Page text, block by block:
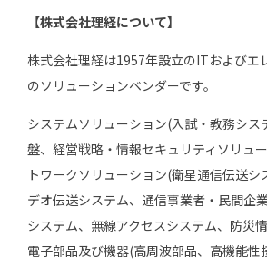
【株式会社理経について】
株式会社理経は1957年設立のITおよびエ
のソリューションベンダーです。
システムソリューション(入試・教務シ
盤、経営戦略・情報セキュリティソリュ
トワークソリューション(衛星通信伝送シ
デオ伝送システム、通信事業者・民間企
システム、無線アクセスシステム、防災
電子部品及び機器(高周波部品、高機能性